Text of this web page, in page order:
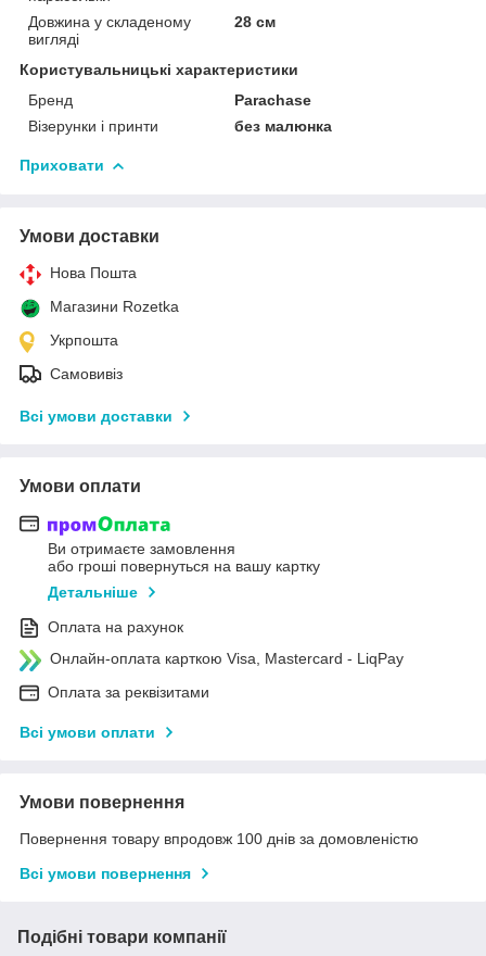
Довжина у складеному
вигляді
28 см
Користувальницькі характеристики
Бренд
Parachase
Візерунки і принти
без малюнка
Приховати
Умови доставки
Нова Пошта
Магазини Rozetka
Укрпошта
Самовивіз
Всі умови доставки
Умови оплати
Ви отримаєте замовлення
або гроші повернуться на вашу картку
Детальніше
Оплата на рахунок
Онлайн-оплата карткою Visa, Mastercard - LiqPay
Оплата за реквізитами
Всі умови оплати
Умови повернення
Повернення товару впродовж 100 днів за домовленістю
Всі умови повернення
Подібні товари компанії